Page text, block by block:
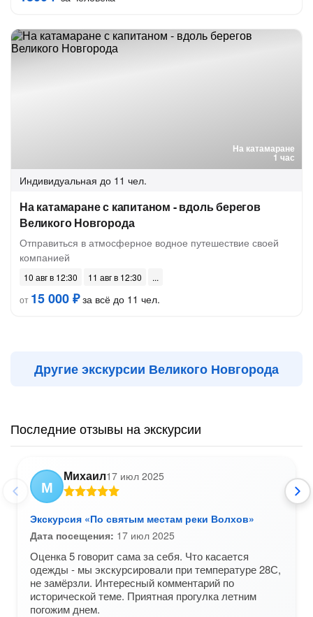
На катамаране
1 час
Индивидуальная до 11 чел.
На катамаране с капитаном - вдоль берегов
Великого Новгорода
Отправиться в атмосферное водное путешествие своей
компанией
10 авг в 12:30
11 авг в 12:30
от 15 000 ₽за всё до 11 чел.
Другие экскурсии Великого Новгорода
Последние отзывы на экскурсии
М
Михаил17 июл 2025
Экскурсия «По святым местам реки Волхов»
Дата посещения: 17 июл 2025
Оценка 5 говорит сама за себя. Что касается
одежды - мы экскурсировали при температуре 28С,
не замёрзли. Интересный комментарий по
исторической теме. Приятная прогулка летним
погожим днем.